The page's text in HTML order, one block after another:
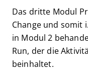
Das dritte Modul
Change und somit
in Modul 2
Run, der die
beinhaltet.